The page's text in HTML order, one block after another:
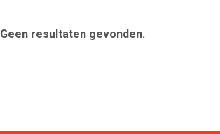
Geen resultaten gevonden.